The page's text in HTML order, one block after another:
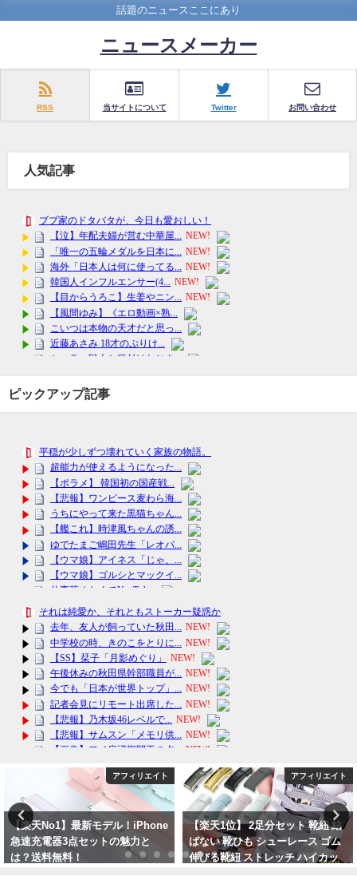
話題のニュースここにあり
ニュースメーカー
RSS 当サイトについて Twitter お問い合わせ
人気記事
ピックアップ記事
アフィリエイト
【楽天1位】 2足分セット 靴紐 結
ばない 靴ひも シューレース ゴム
伸びる靴紐 ストレッチ ハイカッ
ト スニーカー コンバース マグネ
ニュース
【ペットシッター】心温まるサー
ビス: ファミリーシッター G-
roughの魅力